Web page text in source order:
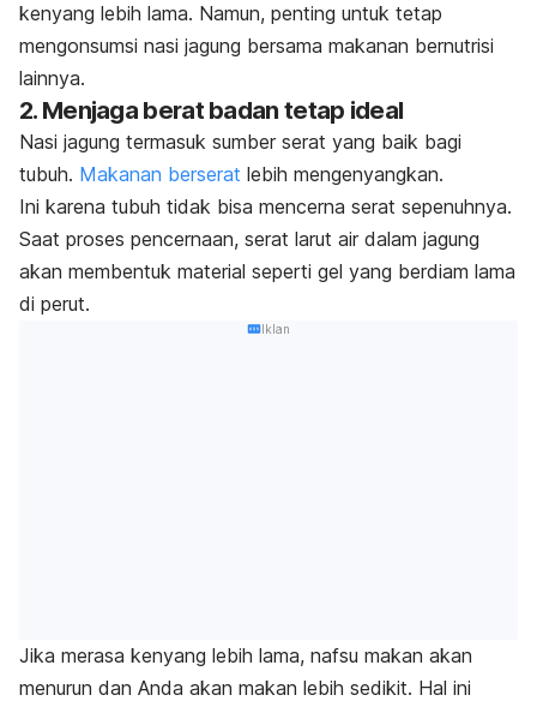
kenyang lebih lama. Namun, penting untuk tetap
mengonsumsi nasi jagung bersama makanan bernutrisi
lainnya.
2. Menjaga berat badan tetap ideal
Nasi jagung termasuk sumber serat yang baik bagi
tubuh. Makanan berserat lebih mengenyangkan.
Ini karena tubuh tidak bisa mencerna serat sepenuhnya.
Saat proses pencernaan, serat larut air dalam jagung
akan membentuk material seperti gel yang berdiam lama
di perut.
Iklan
Jika merasa kenyang lebih lama, nafsu makan akan
menurun dan Anda akan makan lebih sedikit. Hal ini